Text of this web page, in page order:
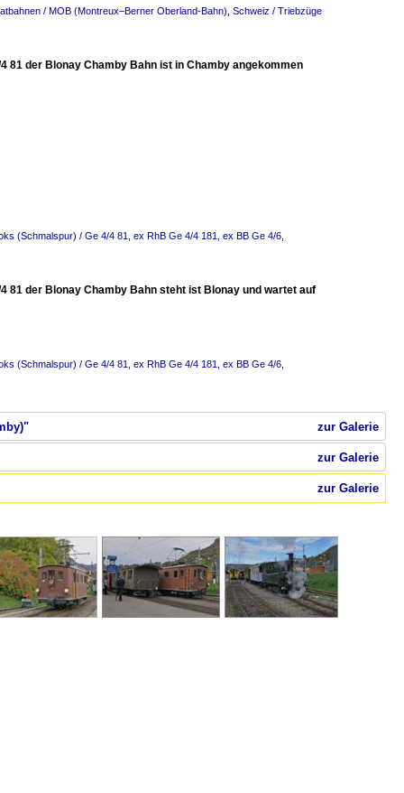
/ MOB (Montreux–Berner Oberland-Bahn) Schweiz / Triebzüge
81 der Blonay Chamby Bahn ist in Chamby angekommen
(Schmalspur) / Ge 4/4 81, ex RhB Ge 4/4 181, ex BB Ge 4/6
81 der Blonay Chamby Bahn steht ist Blonay und wartet auf
(Schmalspur) / Ge 4/4 81, ex RhB Ge 4/4 181, ex BB Ge 4/6
zur Galerie
zur Galerie
zur Galerie